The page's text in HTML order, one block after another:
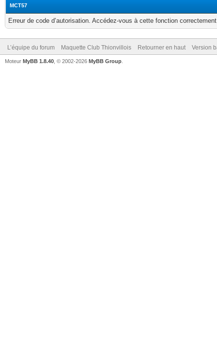
MCT57
Erreur de code d’autorisation. Accédez-vous à cette fonction
L’équipe du forum Maquette Club Thionvillois Retourner en haut Version
Moteur MyBB 1.8.40 , © 2002-2026 MyBB Group